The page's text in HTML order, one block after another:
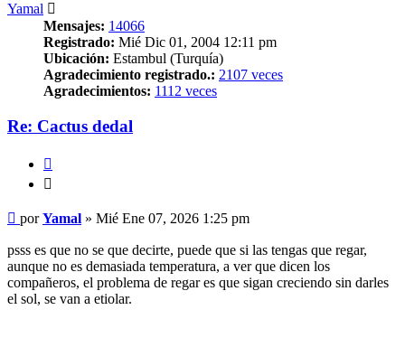
Yamal
Mensajes: 14066
Registrado: Mié Dic 01, 2004 12:11 pm
Ubicación: Estambul (Turquía)
Agradecimiento registrado.: 2107 veces
Agradecimientos: 1112 veces
Re: Cactus dedal
Mensaje
porYamal » Mié Ene 07, 2026 1:25 pm
psss es que no se que decirte, puede que si las tengas que regar,
aunque no es demasiada temperatura, a ver que dicen los
compañeros, el problema de regar es que sigan creciendo sin darles
el sol, se van a etiolar.